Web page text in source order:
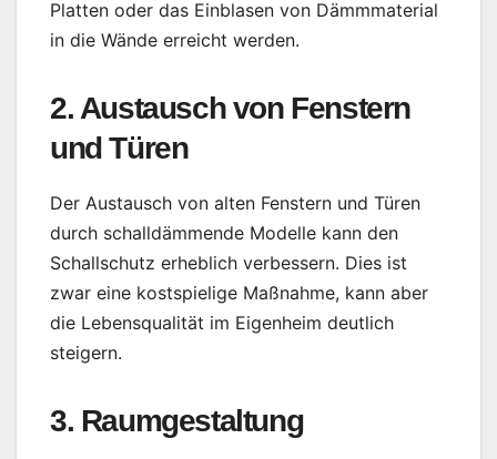
Platten oder das Einblasen von Dämmmaterial
in die Wände erreicht werden.
2. Austausch von Fenstern
und Türen
Der Austausch von alten Fenstern und Türen
durch schalldämmende Modelle kann den
Schallschutz erheblich verbessern. Dies ist
zwar eine kostspielige Maßnahme, kann aber
die Lebensqualität im Eigenheim deutlich
steigern.
3. Raumgestaltung